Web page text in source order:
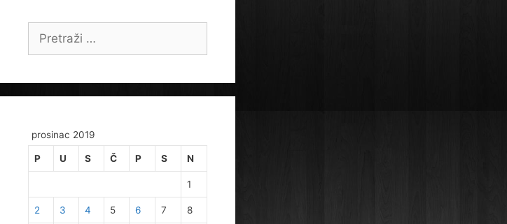
prosinac 2019
P U S Č P S N
1
2 3 4 5 6 7 8